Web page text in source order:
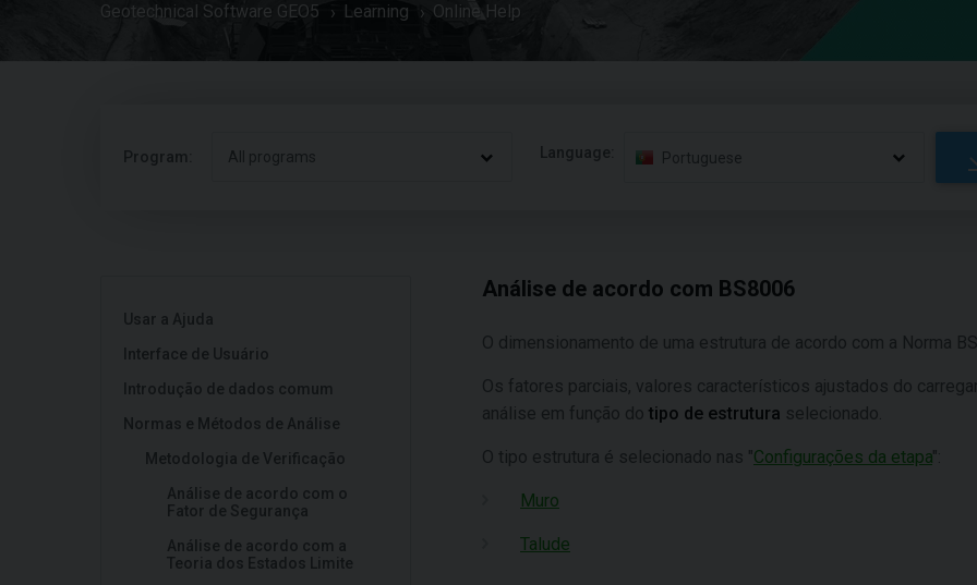
Geotechnical Software GEO5 Learning Online Help
Program: All programs Language: Portuguese
Usar a Ajuda
Interface de Usuário
Introdução de dados comum
Normas e Métodos de Análise
Metodologia de Verificação
Análise de acordo com o
Fator de Segurança
Análise de acordo com a
Teoria dos Estados Limite
Análise de acordo com BS8006
O dimensionamento de uma estrutura de acordo com a Norma
Os fatores parciais, valores característicos ajustados do
análise em função do tipo de estrutura selecionado.
O tipo estrutura é selecionado nas "Configurações da etapa":
Muro
Talude